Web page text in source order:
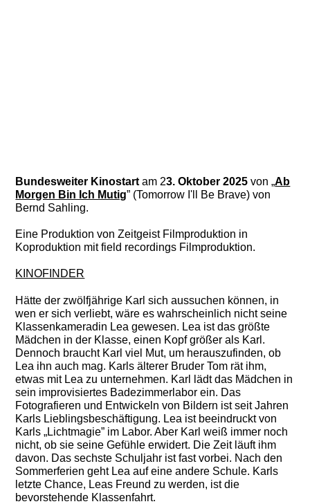
Bundesweiter Kinostart am 23. Oktober 2025 von „Ab
Morgen Bin Ich Mutig” (Tomorrow I'll Be Brave) von
Bernd Sahling.
Eine Produktion von Zeitgeist Filmproduktion in
Koproduktion mit field recordings Filmproduktion.
KINOFINDER
Hätte der zwölfjährige Karl sich aussuchen können, in
wen er sich verliebt, wäre es wahrscheinlich nicht seine
Klassenkameradin Lea gewesen. Lea ist das größte
Mädchen in der Klasse, einen Kopf größer als Karl.
Dennoch braucht Karl viel Mut, um herauszufinden, ob
Lea ihn auch mag. Karls älterer Bruder Tom rät ihm,
etwas mit Lea zu unternehmen. Karl lädt das Mädchen in
sein improvisiertes Badezimmerlabor ein. Das
Fotografieren und Entwickeln von Bildern ist seit Jahren
Karls Lieblingsbeschäftigung. Lea ist beeindruckt von
Karls „Lichtmagie” im Labor. Aber Karl weiß immer noch
nicht, ob sie seine Gefühle erwidert. Die Zeit läuft ihm
davon. Das sechste Schuljahr ist fast vorbei. Nach den
Sommerferien geht Lea auf eine andere Schule. Karls
letzte Chance, Leas Freund zu werden, ist die
bevorstehende Klassenfahrt.